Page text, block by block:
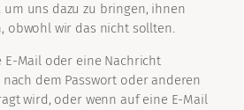
um uns dazu zu bringen, ihnen
obwohl wir das nicht sollten.
E-Mail oder eine Nachricht
dem Passwort oder anderen
wird, oder wenn auf eine E-Mail